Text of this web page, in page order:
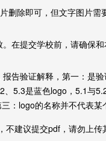
删除即可，但文字图片需
在提交学校前，请确保和
报告验证解释，第一：是
5.3是蓝色logo，5.1与
：logo的名称并不代表某
建议提交pdf，请勿上传